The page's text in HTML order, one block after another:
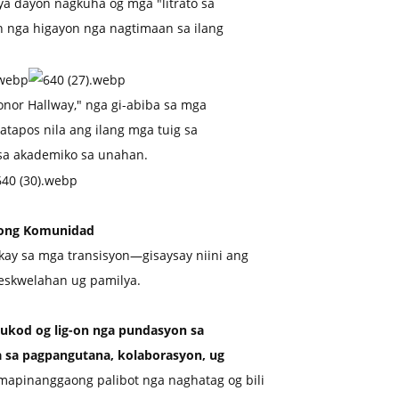
higayon nga nagtimaan sa ilang
Hallway," nga gi-abiba sa mga
nila ang ilang mga tuig sa
akademiko sa unahan.
Komunidad
sa mga transisyon—gisaysay niini ang
ug pamilya.
og lig-on nga pundasyon sa
pagpangutana, kolaborasyon, ug
palibot nga naghatag og bili